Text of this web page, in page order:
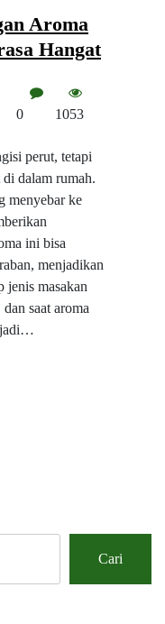
Aroma
Hangat
0 1053
perut, tetapi
di dalam rumah.
menyebar ke
ini bisa
menjadikan
jenis masakan
saat aroma
Cari